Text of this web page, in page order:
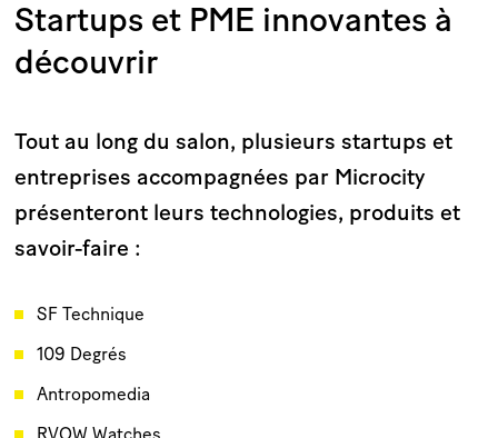
Startups et PME innovantes à
découvrir
Tout au long du salon, plusieurs startups et
entreprises accompagnées par Microcity
présenteront leurs technologies, produits et
savoir-faire :
SF Technique
109 Degrés
Antropomedia